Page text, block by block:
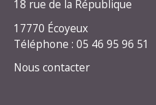
18 rue de la République
17770 Écoyeux
Téléphone : 05 46 95 96 51
Nous contacter